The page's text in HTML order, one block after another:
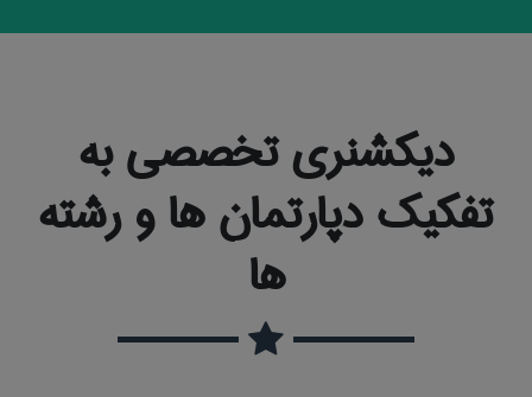
دیکشنری تخصصی به
تفکیک دپارتمان ها و رشته
ها